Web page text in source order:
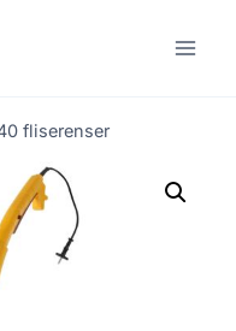
fliserenser